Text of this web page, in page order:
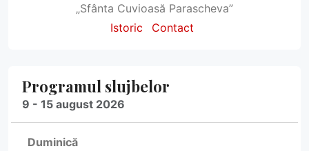
„Sfânta Cuvioasă Parascheva”
Istoric
Contact
Programul slujbelor
9 - 15 august 2026
Duminică